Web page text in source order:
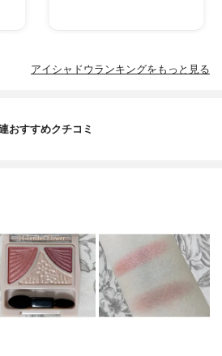
アイシャドウランキングをもっと見る
おすすめクチコミ